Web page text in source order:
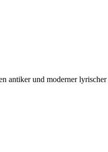
antiker und moderner